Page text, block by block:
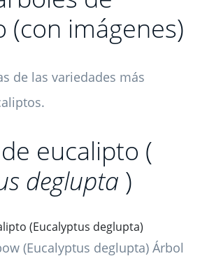
(con imágenes)
de las variedades más
eucalipto (
deglupta )
(Eucalyptus deglupta) Árbol